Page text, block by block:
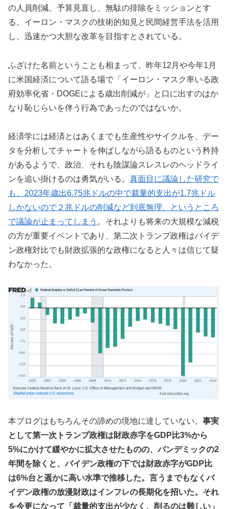
の人員削減、予算見直し、無駄の排除をミッションとす
る。イーロン・マスクの技術的知見と民間経営手法を活用
し、迅速かつ大胆な改革を目指すとされている。
ふざけた名前ということも相まって、昨年12月や今年1月
に米国経済について語る場で「イーロン・マスク率いる政
府効率化省・DOGEによる歳出削減が」と口に出すのはか
なり恥じらいを伴う行為であったのではないか。
経済学には経済とはあくまでも生産性やサイクルを、デー
タを分析してチャートを伸ばしながら語るものという矜持
があるようで、政治、それも陰謀論スレスレのヘッドライ
ンを追い掛けるのは勇気がいる。 真面目に議論した研究で
も、2023年歳出6.75兆ドルの中で裁量的支出が1.7兆ドル
しかないので２兆ドルの削減など到底無理、というところ
で議論が止まってしまう 。それよりも将来の大規模な減税
の方が重要イベントであり、第二次トランプ政権はバイデ
ン政権対比でも財政拡張的な政権になると人々は信じて疑
わなかった。
本ブログはもちろんその諦めの境地に達していない。 事実
として第一次トランプ政権は財政赤字をGDP比3%から
5%にかけて緩やかに拡大させたものの、パンデミックの2
年間を除くと、バイデン政権の下では財政赤字がGDP比
は6%台と遥かに高い水準で推移した。言うまでもなくバ
イデン政権の放漫財政はインフレの長期化を招いた。それ
を今更になって「裁量的支出が少なく、削るのは難しい」